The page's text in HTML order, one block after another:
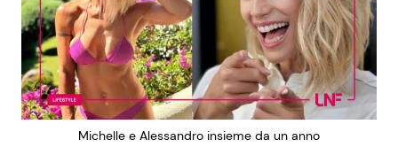
Michelle e Alessandro insieme da un anno